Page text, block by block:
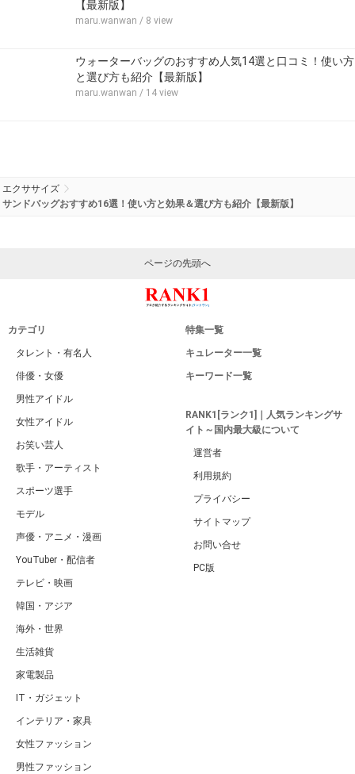
【最新版】
maru.wanwan / 8 view
ウォーターバッグのおすすめ人気14選と口コミ！使い方
と選び方も紹介【最新版】
maru.wanwan / 14 view
エクササイズ
サンドバッグおすすめ16選！使い方と効果＆選び方も紹介【最新版】
ページの先頭へ
カテゴリ
タレント・有名人
俳優・女優
男性アイドル
女性アイドル
お笑い芸人
歌手・アーティスト
スポーツ選手
モデル
声優・アニメ・漫画
YouTuber・配信者
テレビ・映画
韓国・アジア
海外・世界
生活雑貨
家電製品
IT・ガジェット
インテリア・家具
女性ファッション
男性ファッション
特集一覧
キュレーター一覧
キーワード一覧
RANK1[ランク1]｜人気ランキングサ
イト～国内最大級について
運営者
利用規約
プライバシー
サイトマップ
お問い合せ
PC版